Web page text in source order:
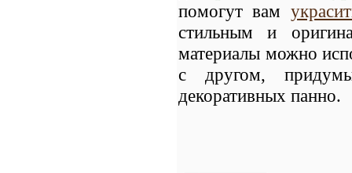
помогут вам
стильным и
материалы можно
с другом,
декоративных панно.